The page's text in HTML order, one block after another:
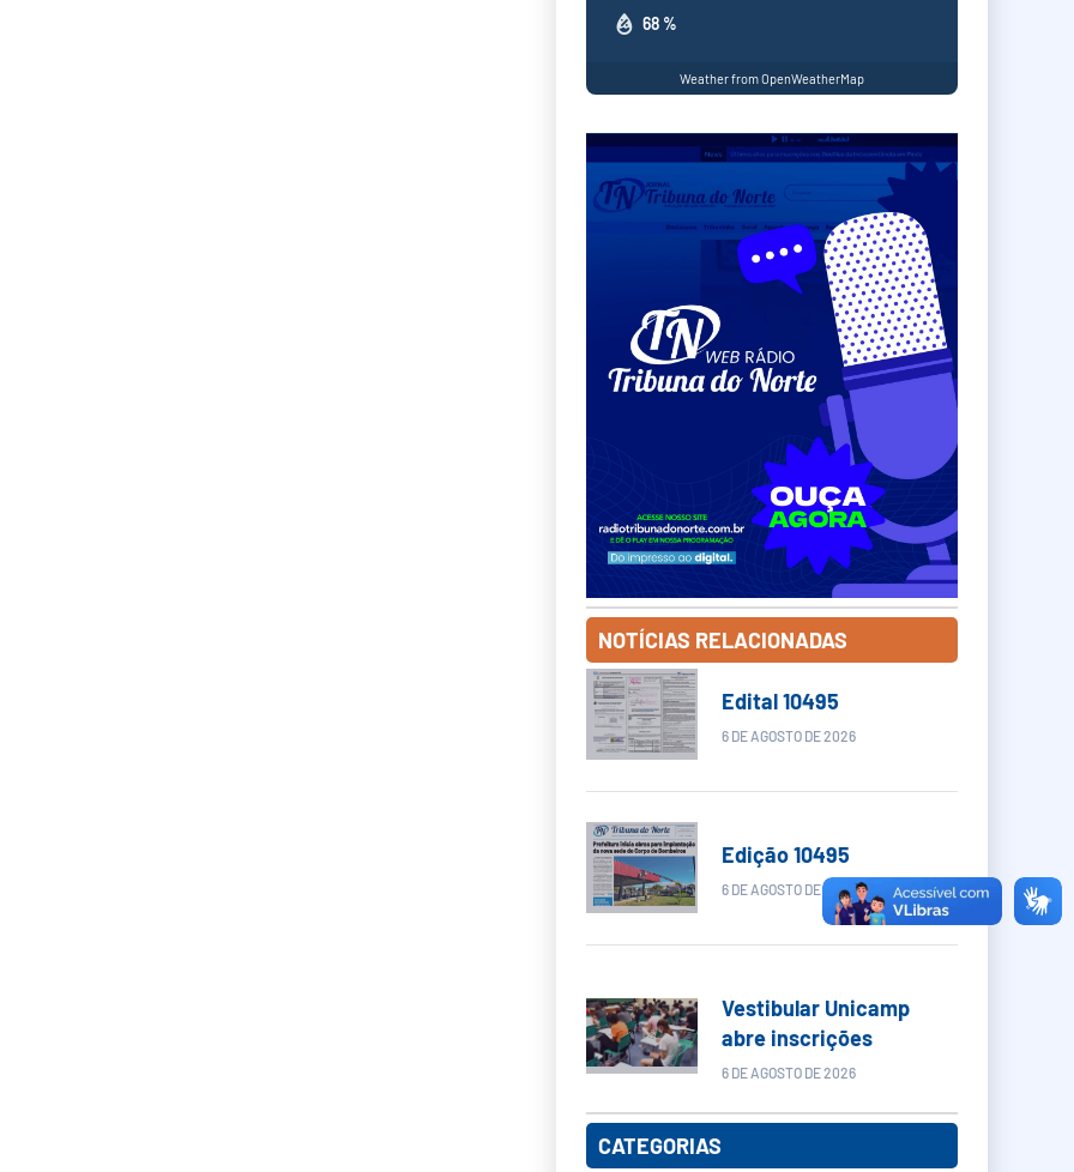
68 %
Weather from OpenWeatherMap
NOTÍCIAS RELACIONADAS
Edital 10495
6 DE AGOSTO DE 2026
Edição 10495
6 DE AGOSTO DE 2026
Vestibular Unicamp
abre inscrições
6 DE AGOSTO DE 2026
CATEGORIAS